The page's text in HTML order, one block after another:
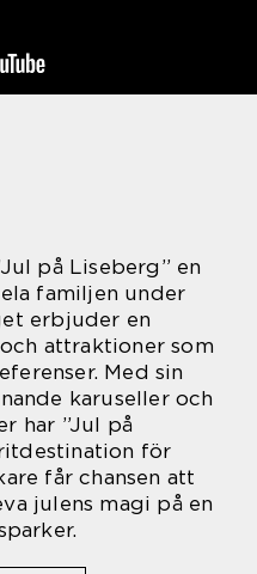
på Liseberg” en
familjen under
erbjuder en
attraktioner som
Med sin
karuseller och
har ”Jul på
för
får chansen att
julens magi på en